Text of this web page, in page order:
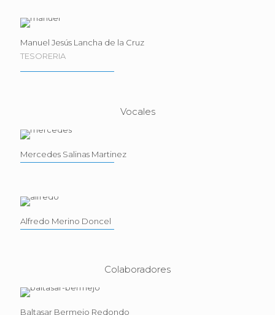
Manuel Jesús Lancha de la Cruz
TESORERIA
Vocales
Mercedes Salinas Martinez
Alfredo Merino Doncel
Colaboradores
Baltasar Bermejo Redondo